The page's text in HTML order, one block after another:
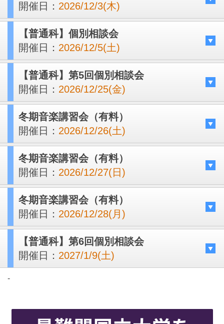
開催日： 2026/12/3(木)
【普通科】個別相談会
開催日： 2026/12/5(土)
【普通科】第5回個別相談会
開催日： 2026/12/25(金)
冬期音楽講習会（有料）
開催日： 2026/12/26(土)
冬期音楽講習会（有料）
開催日： 2026/12/27(日)
冬期音楽講習会（有料）
開催日： 2026/12/28(月)
【普通科】第6回個別相談会
開催日： 2027/1/9(土)
-